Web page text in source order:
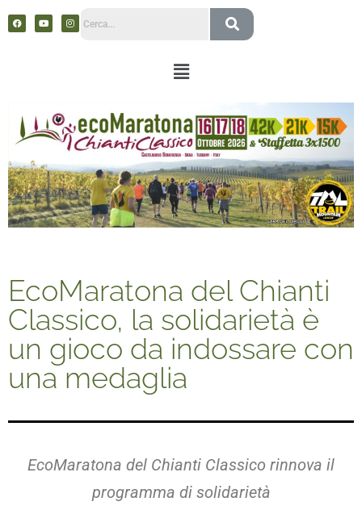
EcoMaratona del Chianti
Classico, la solidarietà è
un gioco da indossare con
una medaglia
EcoMaratona del Chianti Classico rinnova il
programma di solidarietà